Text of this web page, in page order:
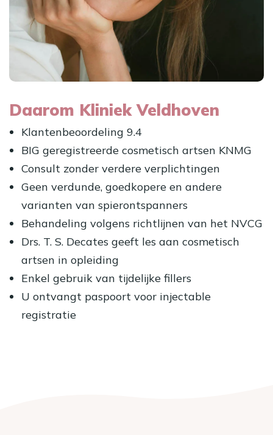
Daarom Kliniek Veldhoven
Klantenbeoordeling 9.4
BIG geregistreerde cosmetisch artsen KNMG
Consult zonder verdere verplichtingen
Geen verdunde, goedkopere en andere
varianten van spierontspanners
Behandeling volgens richtlijnen van het NVCG
Drs. T. S. Decates geeft les aan cosmetisch
artsen in opleiding
Enkel gebruik van tijdelijke fillers
U ontvangt paspoort voor injectable
registratie